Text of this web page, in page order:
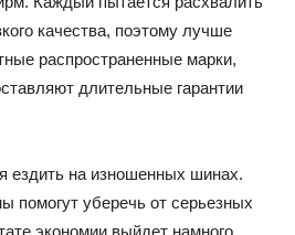
качества, поэтому лучше
распространенные марки,
длительные гарантии
ездить на изношенных шинах.
помогут уберечь от серьезных
экономии выйдет намного